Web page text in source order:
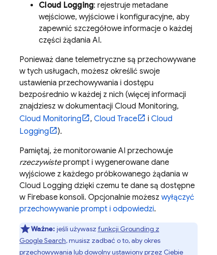
Cloud Logging: rejestruje metadane
wejściowe, wyjściowe i konfiguracyjne, aby
zapewnić szczegółowe informacje o każdej
części żądania AI.
Ponieważ dane telemetryczne są przechowywane
w tych usługach, możesz określić swoje
ustawienia przechowywania i dostępu
bezpośrednio w każdej z nich (więcej informacji
znajdziesz w dokumentacji Cloud Monitoring,
Cloud Monitoring
, Cloud Trace i Cloud
Logging
).
Pamiętaj, że monitorowanie AI przechowuje
rzeczywisteprompt i wygenerowane dane
wyjściowe z każdego próbkowanego żądania w
Cloud Logging dzięki czemu te dane są dostępne
w Firebase konsoli. Opcjonalnie możesz wyłączyć
przechowywanie prompt i odpowiedzi.
Ważne: jeśli używasz funkcji Grounding z
Google Search, musisz zadbać o to, aby okres
przechowywania lub dowolny ustawiony przez Ciebie